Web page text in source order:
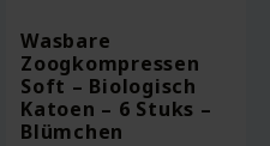
Wasbare
Zoogkompressen
Soft – Biologisch
Katoen – 6 Stuks –
Blümchen